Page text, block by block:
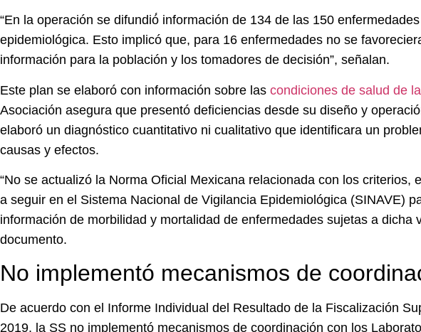
“En la operación se difundió́ información de 134 de las 150
epidemiológica. Esto implicó que, para 16 enfermedades no se
información para la población y los tomadores de decisión”, señalan.
Este plan se elaboró con información sobre las condiciones de salud de
Asociación asegura que presentó deficiencias desde su diseño y
elaboró un diagnóstico cuantitativo ni cualitativo que identificara un
causas y efectos.
“No se actualizó la Norma Oficial Mexicana relacionada con los criterios,
a seguir en el Sistema Nacional de Vigilancia Epidemiológica (SINAVE)
información de morbilidad y mortalidad de enfermedades sujetas a dicha
documento.
No implementó mecanismos de
De acuerdo con el Informe Individual del Resultado de la Fiscalización
2019, la SS no implementó mecanismos de coordinación con los